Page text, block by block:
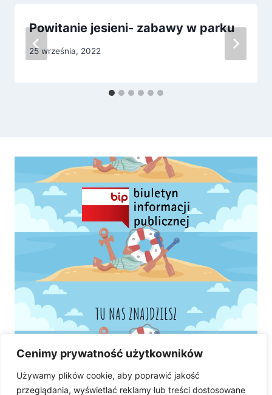
Cenimy prywatność użytkowników
Używamy plików cookie, aby poprawić jakość
przeglądania, wyświetlać reklamy lub treści dostosowane
Powitanie jesieni- zabawy w parku
25 września, 2022
TU NAS ZNAJDZIESZ